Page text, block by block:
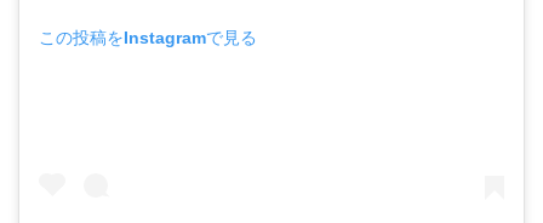
この投稿をInstagramで見る